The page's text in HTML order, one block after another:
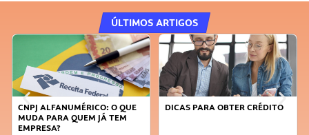
ÚLTIMOS ARTIGOS
CNPJ ALFANUMÉRICO: O QUE
MUDA PARA QUEM JÁ TEM
EMPRESA?
DICAS PARA OBTER CRÉDITO